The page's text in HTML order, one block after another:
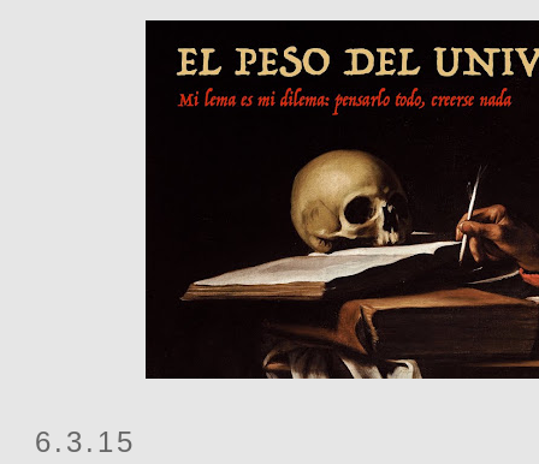
6.3.15